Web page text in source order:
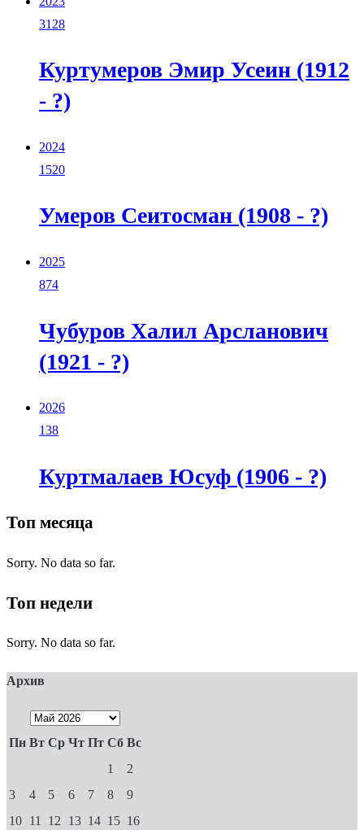
3128
Куртумеров Эмир Усеин (1912
- ?)
2024
1520
Умеров Сеитосман (1908 - ?)
2025
874
Чубуров Халил Арсланович
(1921 - ?)
2026
138
Куртмалаев Юсуф (1906 - ?)
Топ месяца
Sorry. No data so far.
Топ недели
Sorry. No data so far.
Архив
Пн Вт Ср Чт Пт Сб Вс
1
2
3
4 5 6 7 8
9
10 11 12 13 14 15 16